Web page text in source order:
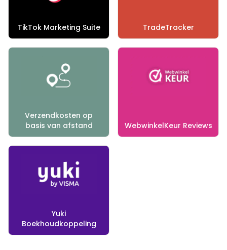
TikTok Marketing Suite TradeTracker
Verzendkosten op
basis van afstand
WebwinkelKeur Reviews
Yuki
Boekhoudkoppeling